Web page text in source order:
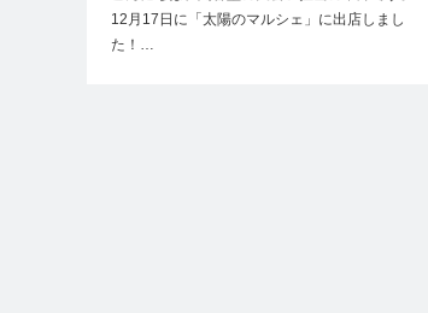
12月17日に「太陽のマルシェ」に出店しまし
た！…